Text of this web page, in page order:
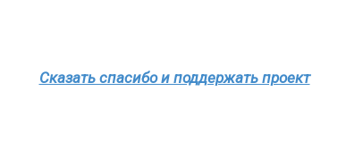
Сказать спасибо и поддержать проект